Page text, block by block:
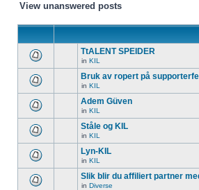
View unanswered posts
TtALENT SPEIDER
in KIL
Bruk av ropert på
in KIL
Adem Güven
in KIL
Ståle og KIL
in KIL
Lyn-KIL
in KIL
Slik blir du affiliert partner
in Diverse